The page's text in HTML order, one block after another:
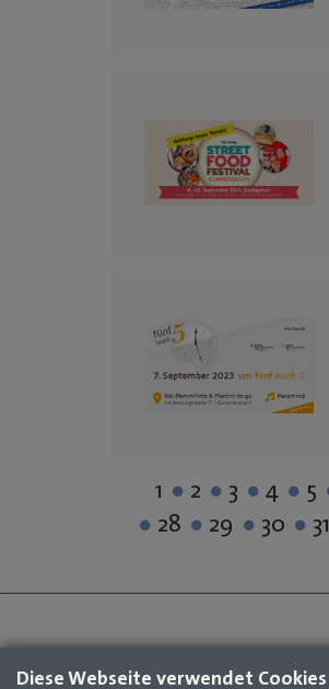
Diese Webseite verwendet Cookies
1 2 3 4 5
28
29 30 31